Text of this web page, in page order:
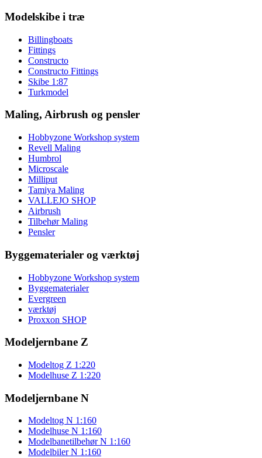
Modelskibe i træ
Billingboats
Fittings
Constructo
Constructo Fittings
Skibe 1:87
Turkmodel
Maling, Airbrush og pensler
Hobbyzone Workshop system
Revell Maling
Humbrol
Microscale
Milliput
Tamiya Maling
VALLEJO SHOP
Airbrush
Tilbehør Maling
Pensler
Byggematerialer og værktøj
Hobbyzone Workshop system
Byggematerialer
Evergreen
værktøj
Proxxon SHOP
Modeljernbane Z
Modeltog Z 1:220
Modelhuse Z 1:220
Modeljernbane N
Modeltog N 1:160
Modelhuse N 1:160
Modelbanetilbehør N 1:160
Modelbiler N 1:160